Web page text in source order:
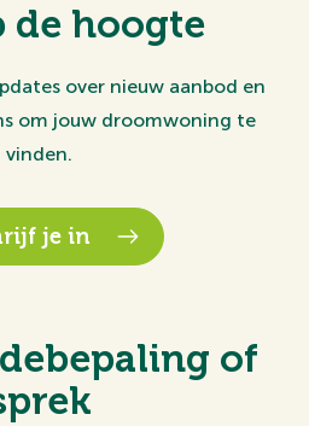
de hoogte
over nieuw aanbod en
om jouw droomwoning te
vinden.
je in
of